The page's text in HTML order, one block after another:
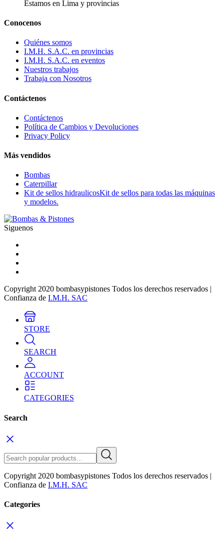
Estamos en Lima y provincias
Conocenos
Quiénes somos
I.M.H. S.A.C. en provincias
I.M.H. S.A.C. en eventos
Nuestros trabajos
Trabaja con Nosotros
Contáctenos
Contáctenos
Política de Cambios y Devoluciones
Privacy Policy
Más vendidos
Bombas
Caterpillar
Kit de sellos hidraulicosKit de sellos para todas las máquinas
y modelos.
Siguenos
Copyright 2020 bombasypistones Todos los derechos reservados |
Confianza de I.M.H. SAC
STORE
SEARCH
ACCOUNT
CATEGORIES
Search
Copyright 2020 bombasypistones Todos los derechos reservados |
Confianza de I.M.H. SAC
Categories